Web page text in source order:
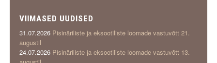
VIIMASED UUDISED
31.07.2026 Pisinäriliste ja eksootiliste loomade vastuvõtt 21.
augustil
24.07.2026 Pisinäriliste ja eksootiliste loomade vastuvõtt 13.